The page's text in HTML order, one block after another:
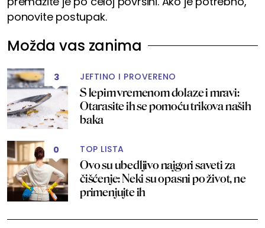
ponovite postupak.
Možda vas zanima
3 JEFTINO I PROVERENO
S lepim vremenom dolaze i mravi:
Otarasite ih se pomoću trikova naših
baka
0 TOP LISTA
Ovo su ubedljivo najgori saveti za
čišćenje: Neki su opasni po život, ne
primenjujte ih